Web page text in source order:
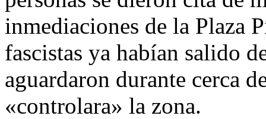
inmediaciones de la Plaza
fascistas ya habían salido
aguardaron durante cerca
«controlara» la zona.